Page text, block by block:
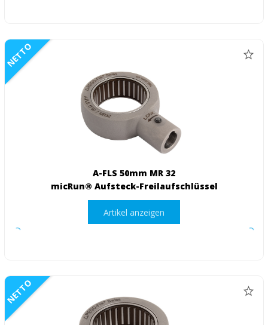
NETTO
A-FLS 50mm MR 32
micRun® Aufsteck-Freilaufschlüssel
Artikel anzeigen
NETTO